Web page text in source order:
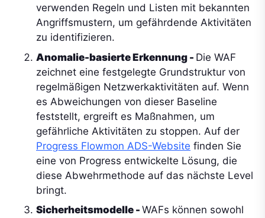
verwenden Regeln und Listen mit bekannten
Angriffsmustern, um gefährdende Aktivitäten
zu identifizieren.
Anomalie-basierte Erkennung - Die WAF
zeichnet eine festgelegte Grundstruktur von
regelmäßigen Netzwerkaktivitäten auf. Wenn
es Abweichungen von dieser Baseline
feststellt, ergreift es Maßnahmen, um
gefährliche Aktivitäten zu stoppen. Auf der
Progress Flowmon ADS-Website finden Sie
eine von Progress entwickelte Lösung, die
diese Abwehrmethode auf das nächste Level
bringt.
Sicherheitsmodelle - WAFs können sowohl